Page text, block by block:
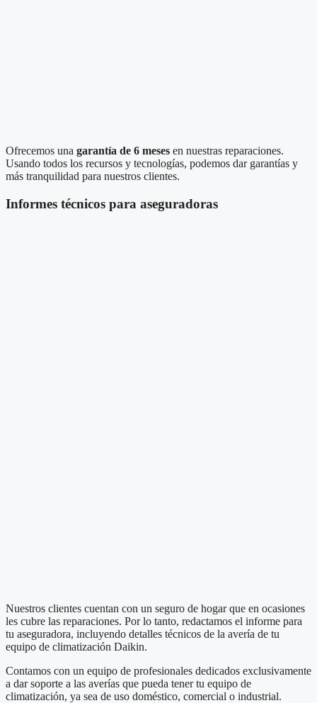
Ofrecemos una garantía de 6 meses en nuestras reparaciones.
Usando todos los recursos y tecnologías, podemos dar garantías y
más tranquilidad para nuestros clientes.
Informes técnicos para aseguradoras
Nuestros clientes cuentan con un seguro de hogar que en ocasiones
les cubre las reparaciones. Por lo tanto, redactamos el informe para
tu aseguradora, incluyendo detalles técnicos de la avería de tu
equipo de climatización Daikin.
Contamos con un equipo de profesionales dedicados exclusivamente
a dar soporte a las averías que pueda tener tu equipo de
climatización, ya sea de uso doméstico, comercial o industrial.